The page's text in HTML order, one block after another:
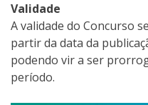
Validade
A validade do Concurso
partir da data da
podendo vir a ser
período.